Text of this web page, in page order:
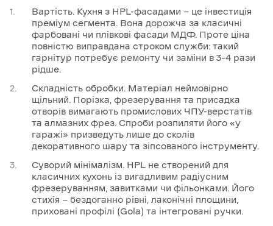
Вартість. Кухня з HPL-фасадами — це інвестиція
преміум сегмента. Вона дорожча за класичні
фарбовані чи плівкові фасади МДФ. Проте ціна
повністю виправдана строком служби: такий
гарнітур потребує ремонту чи заміни в 3–4 рази
рідше.
Складність обробки. Матеріал неймовірно
щільний. Порізка, фрезерування та присадка
отворів вимагають промислових ЧПУ-верстатів
та алмазних фрез. Спроби розпиляти його «у
гаражі» призведуть лише до сколів
декоративного шару та зіпсованого інструменту.
Суворий мінімалізм. HPL не створений для
класичних кухонь із вигадливим радіусним
фрезеруванням, завитками чи фільонками. Його
стихія — бездоганно рівні, лаконічні площини,
приховані профілі (Gola) та інтегровані ручки.